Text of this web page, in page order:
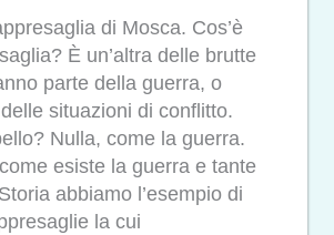
di Mosca. Cos’è
È un’altra delle brutte
parte della guerra, o
situazioni di conflitto.
Nulla, come la guerra.
esiste la guerra e tante
abbiamo l’esempio di
la cui